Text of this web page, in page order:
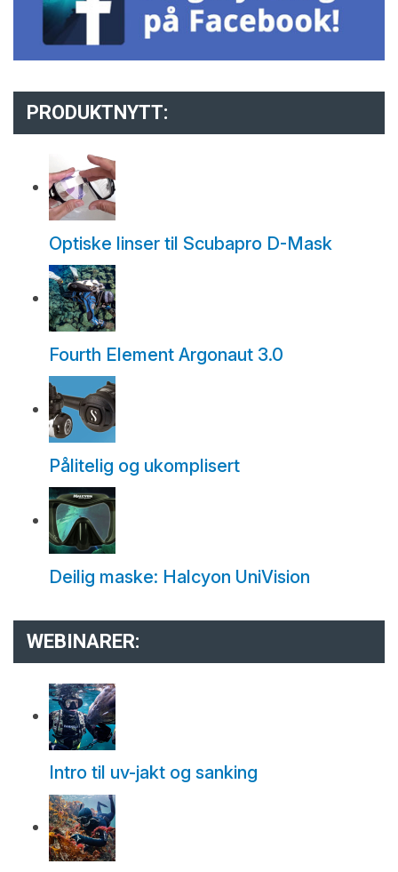
PRODUKTNYTT:
Optiske linser til Scubapro D-Mask
Fourth Element Argonaut 3.0
Pålitelig og ukomplisert
Deilig maske: Halcyon UniVision
WEBINARER:
Intro til uv-jakt og sanking